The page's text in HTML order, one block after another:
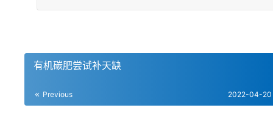
有机碳肥尝试补天缺
Previous 2022-04-20